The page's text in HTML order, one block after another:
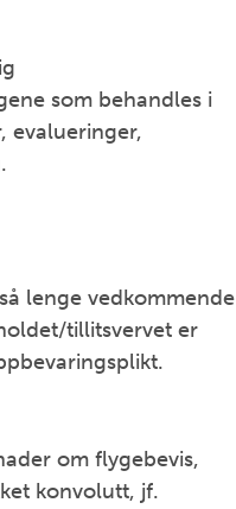
som behandles i
evalueringer,
lenge vedkommende
tillitsvervet er
om flygebevis,
konvolutt, jf.